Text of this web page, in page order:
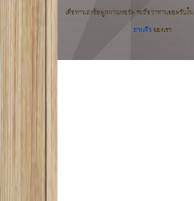
เมื่อท่านส่งข้อมูลผ่านฟอร์ม จะถือว่าท่านยอมรับใน
ส่วนตัวของเรา